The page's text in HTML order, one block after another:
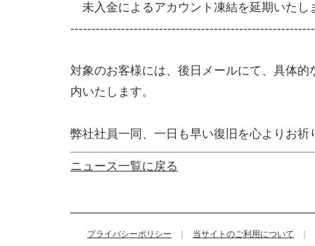
未入金によるアカウント凍結を延期いたし
対象のお客様には、後日メールにて、具体的
内いたします。
弊社社員一同、一日も早い復旧を心よりお祈
ニュース一覧に戻る
プライバシーポリシー 当サイトのご利用について